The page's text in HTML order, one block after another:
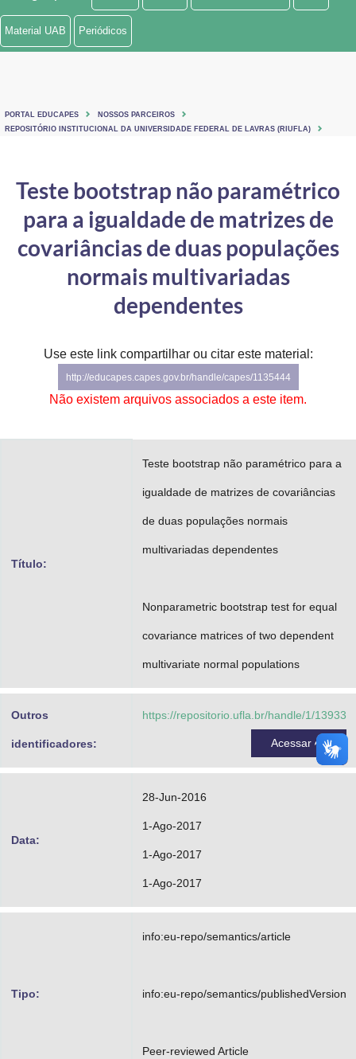
Ministério de Minas e Energia
Ministério do Turismo
Controladoria-Geral da União
Ministério da Mulher, da Família e dos Direitos Humanos
Advocacia-Geral da União
Banco Central do Brasil
Planalto
Material UAB Periódicos
PORTAL EDUCAPES
NOSSOS PARCEIROS
REPOSITÓRIO INSTITUCIONAL DA UNIVERSIDADE FEDERAL DE LAVRAS (RIUFLA)
Teste bootstrap não paramétrico
para a igualdade de matrizes de
covariâncias de duas populações
normais multivariadas
dependentes
Use este link compartilhar ou citar este material:
http://educapes.capes.gov.br/handle/capes/1135444
Não existem arquivos associados a este item.
Título:
Teste bootstrap não paramétrico para a
igualdade de matrizes de covariâncias
de duas populações normais
multivariadas dependentes
Nonparametric bootstrap test for equal
covariance matrices of two dependent
multivariate normal populations
Outros
identificadores:
https://repositorio.ufla.br/handle/1/13933
Acessar
Data:
28-Jun-2016
1-Ago-2017
1-Ago-2017
1-Ago-2017
Tipo:
info:eu-repo/semantics/article
info:eu-repo/semantics/publishedVersion
Peer-reviewed Article